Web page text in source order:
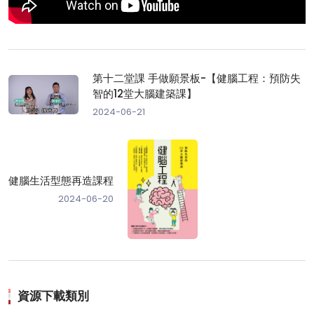
第十二堂課 手做願景板-【健腦工程：預防失
智的12堂大腦建築課】
2024-06-21
健腦生活型態再造課程
2024-06-20
資源下載類別